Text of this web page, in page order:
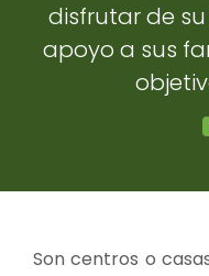
disfrutar de
apoyo a sus
Son centros o